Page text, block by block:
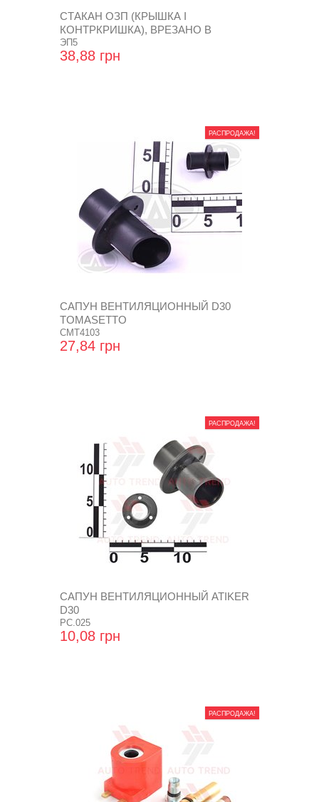
СТАКАН ОЗП (КРЫШКА I
КОНТРКРИШКА), ВРЕЗАНО В
БАМПЕР
ЭП5
38,88 грн
РАСПРОДАЖА!
САПУН ВЕНТИЛЯЦИОННЫЙ D30
TOMASETTO
CMT4103
27,84 грн
РАСПРОДАЖА!
САПУН ВЕНТИЛЯЦИОННЫЙ ATIKER
D30
PC.025
10,08 грн
РАСПРОДАЖА!